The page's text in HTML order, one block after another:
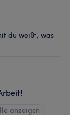
du weißt, was
anzeigen